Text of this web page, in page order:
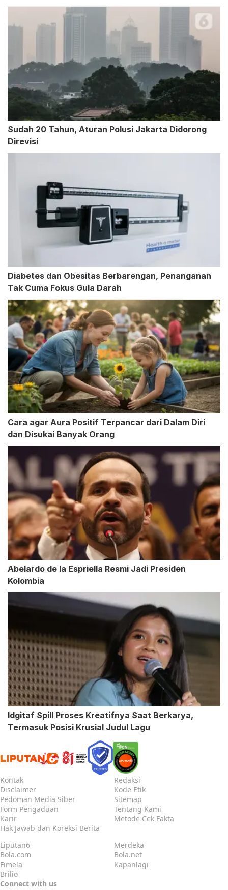
Sudah 20 Tahun, Aturan Polusi Jakarta Didorong
Direvisi
Diabetes dan Obesitas Berbarengan, Penanganan
Tak Cuma Fokus Gula Darah
Cara agar Aura Positif Terpancar dari Dalam Diri
dan Disukai Banyak Orang
Abelardo de la Espriella Resmi Jadi Presiden
Kolombia
Idgitaf Spill Proses Kreatifnya Saat Berkarya,
Termasuk Posisi Krusial Judul Lagu
Kontak
Redaksi
Disclaimer
Kode Etik
Pedoman Media Siber
Sitemap
Form Pengaduan
Tentang Kami
Karir
Metode Cek Fakta
Hak Jawab dan Koreksi Berita
Liputan6
Merdeka
Bola.com
Bola.net
Fimela
Kapanlagi
Brilio
Connect with us